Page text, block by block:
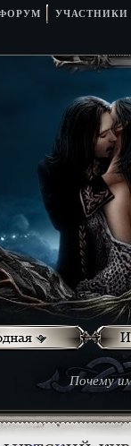
УЧАСТНИКИ
Почему